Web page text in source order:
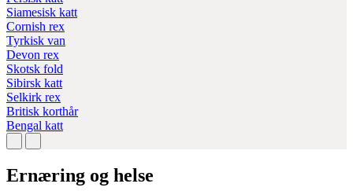
Siamesisk katt
Cornish rex
Tyrkisk van
Devon rex
Skotsk fold
Sibirsk katt
Selkirk rex
Britisk korthår
Bengal katt
Ernæring og helse